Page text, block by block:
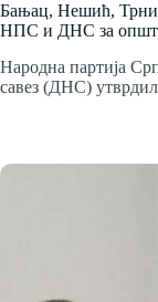
Бањац, Нешић,
НПС и ДНС за
Народна партија
савез (ДНС)